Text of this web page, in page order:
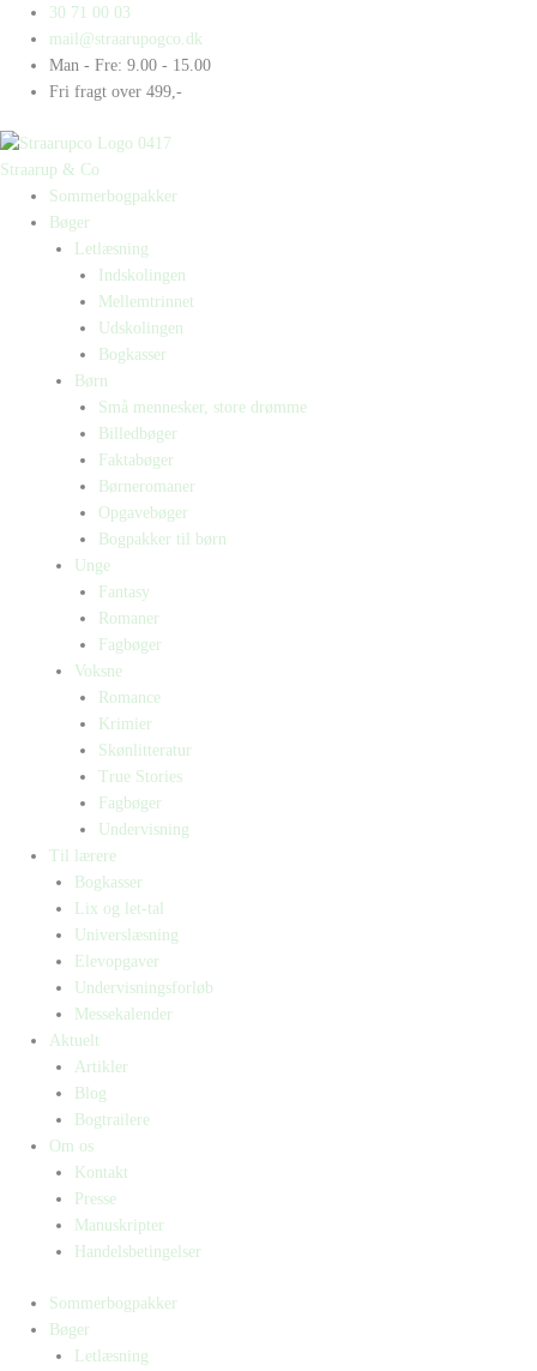
indholdet
30 71 00 03
mail@straarupogco.dk
Man - Fre: 9.00 - 15.00
Fri fragt over 499,-
Straarup & Co
Sommerbogpakker
Bøger
Letlæsning
Indskolingen
Mellemtrinnet
Udskolingen
Bogkasser
Børn
Små mennesker, store drømme
Billedbøger
Faktabøger
Børneromaner
Opgavebøger
Bogpakker til børn
Unge
Fantasy
Romaner
Fagbøger
Voksne
Romance
Krimier
Skønlitteratur
True Stories
Fagbøger
Undervisning
Til lærere
Bogkasser
Lix og let-tal
Universlæsning
Elevopgaver
Undervisningsforløb
Messekalender
Aktuelt
Artikler
Blog
Bogtrailere
Om os
Kontakt
Presse
Manuskripter
Handelsbetingelser
Sommerbogpakker
Bøger
Letlæsning
Products
search
Products
search
ballet